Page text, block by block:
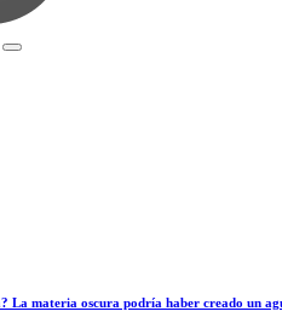
La materia oscura podría haber creado un